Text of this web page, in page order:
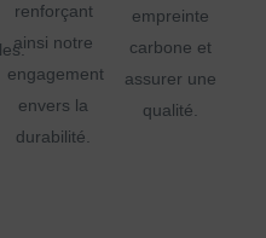
renforçant
ainsi notre
engagement
envers la
durabilité.
empreinte
carbone et
assurer une
qualité.